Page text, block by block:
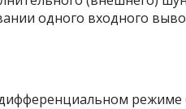
одного входного
режиме